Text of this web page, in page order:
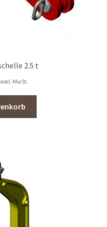
2.5 t
exkl. MwSt.